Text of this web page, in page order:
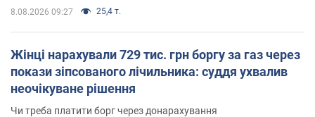
8.08.2026 09:27 25,4 т.
Жінці нарахували 729 тис. грн боргу за газ через
покази зіпсованого лічильника: суддя ухвалив
неочікуване рішення
Чи треба платити борг через донарахування